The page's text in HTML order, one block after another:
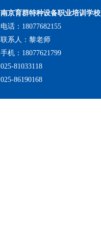
南京育群特种设备职业培训学校
电话：18077682155
联系人：黎老师
手机：18077621799
025-81033118
025-86190168